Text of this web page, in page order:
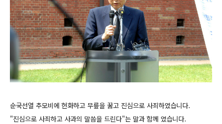
순국선열 추모비에 헌화하고 무릎을 꿇고 진심으로 사죄하였습니다.
"진심으로 사죄하고 사과의 말씀을 드린다"는 말과 함께 였습니다.